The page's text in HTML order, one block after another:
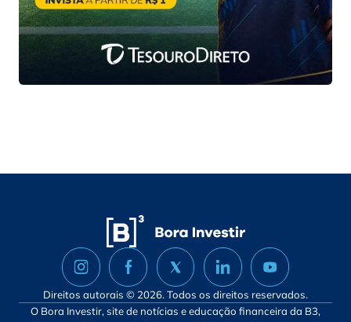
Direitos autorais © 2026. Todos os direitos reservados.
O Bora Investir, site de notícias e educação financeira da B3,